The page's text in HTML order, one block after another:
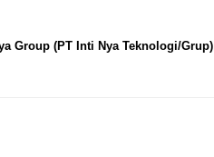
Group (PT Inti Nya Teknologi/Grup)